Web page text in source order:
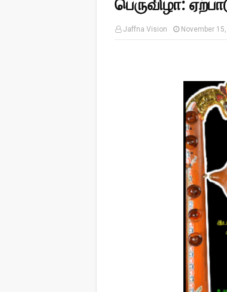
பெருவிழா:
Jaffna Vision November